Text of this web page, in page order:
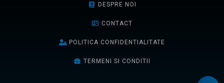
DESPRE NOI
CONTACT
POLITICA CONFIDENTIALITATE
TERMENI SI CONDITII